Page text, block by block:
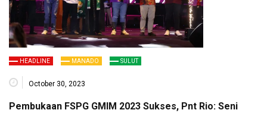
HEADLINE MANADO SULUT
October 30, 2023
Pembukaan FSPG GMIM 2023 Sukses, Pnt Rio: Seni